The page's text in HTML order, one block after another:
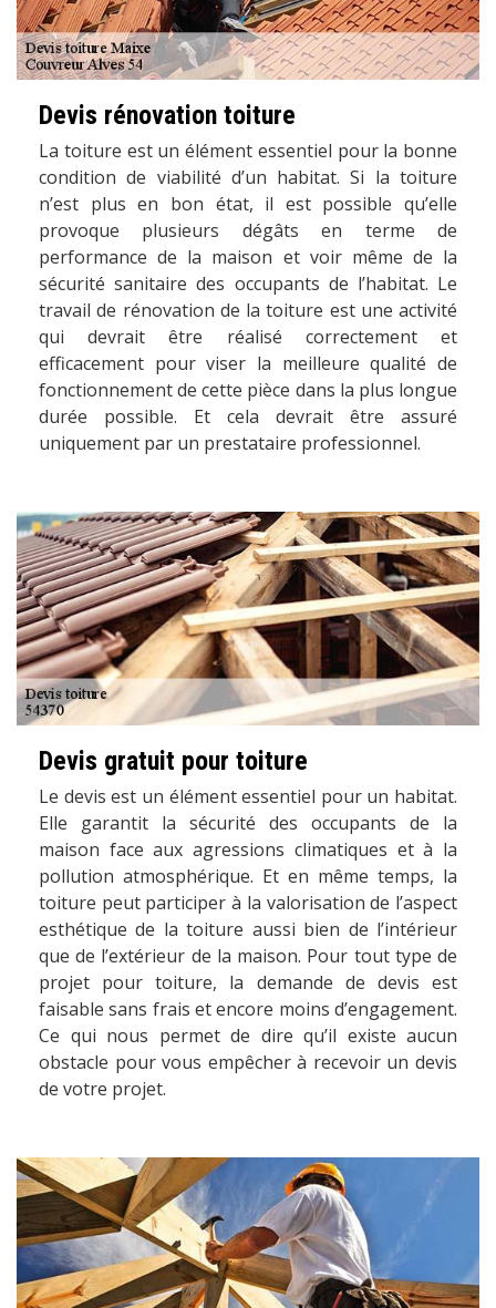
Devis rénovation toiture
La toiture est un élément essentiel pour la bonne
condition de viabilité d’un habitat. Si la toiture
n’est plus en bon état, il est possible qu’elle
provoque plusieurs dégâts en terme de
performance de la maison et voir même de la
sécurité sanitaire des occupants de l’habitat. Le
travail de rénovation de la toiture est une activité
qui devrait être réalisé correctement et
efficacement pour viser la meilleure qualité de
fonctionnement de cette pièce dans la plus longue
durée possible. Et cela devrait être assuré
uniquement par un prestataire professionnel.
Devis gratuit pour toiture
Le devis est un élément essentiel pour un habitat.
Elle garantit la sécurité des occupants de la
maison face aux agressions climatiques et à la
pollution atmosphérique. Et en même temps, la
toiture peut participer à la valorisation de l’aspect
esthétique de la toiture aussi bien de l’intérieur
que de l’extérieur de la maison. Pour tout type de
projet pour toiture, la demande de devis est
faisable sans frais et encore moins d’engagement.
Ce qui nous permet de dire qu’il existe aucun
obstacle pour vous empêcher à recevoir un devis
de votre projet.